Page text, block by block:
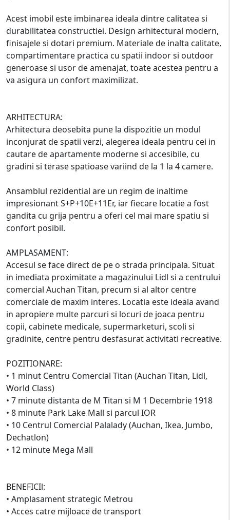
Acest imobil este imbinarea ideala dintre calitatea si
durabilitatea constructiei. Design arhitectural modern,
finisajele si dotari premium. Materiale de inalta calitate,
compartimentare practica cu spatii indoor si outdoor
generoase si usor de amenajat, toate acestea pentru a
va asigura un confort maximilizat.
ARHITECTURA:
Arhitectura deosebita pune la dispozitie un modul
inconjurat de spatii verzi, alegerea ideala pentru cei in
cautare de apartamente moderne si accesibile, cu
gradini si terase spatioase variind de la 1 la 4 camere.
Ansamblul rezidential are un regim de inaltime
impresionant S+P+10E+11Er, iar fiecare locatie a fost
gandita cu grija pentru a oferi cel mai mare spatiu si
confort posibil.
AMPLASAMENT:
Accesul se face direct de pe o strada principala. Situat
in imediata proximitate a magazinului Lidl si a centrului
comercial Auchan Titan, precum si al altor centre
comerciale de maxim interes. Locatia este ideala avand
in apropiere multe parcuri si locuri de joaca pentru
copii, cabinete medicale, supermarketuri, scoli si
gradinite, centre pentru desfasurat activitäti recreative.
POZITIONARE:
• 1 minut Centru Comercial Titan (Auchan Titan, Lidl,
World Class)
• 7 minute distanta de M Titan si M 1 Decembrie 1918
• 8 minute Park Lake Mall si parcul IOR
• 10 Centrul Comercial Palalady (Auchan, Ikea, Jumbo,
Dechatlon)
• 12 minute Mega Mall
BENEFICIl:
• Amplasament strategic Metrou
• Acces catre mijloace de transport